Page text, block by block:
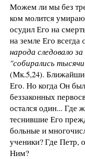
Можем ли мы без
ком молится
осудил Его на
на земле Его
народа следовало
"собирались
(Мк.5,24).
Его. Но когда Он
беззаконных
остался один... Где
теснившие Его
больные и
ученики? Где Петр,
Ним?